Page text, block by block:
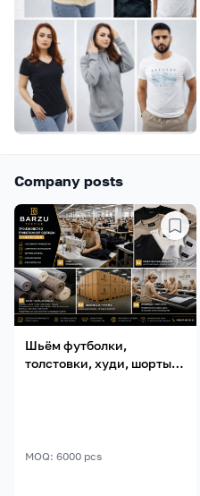
Company posts
Шьём футболки,
толстовки, худи, шорты и
MOQ: 6000 pcs